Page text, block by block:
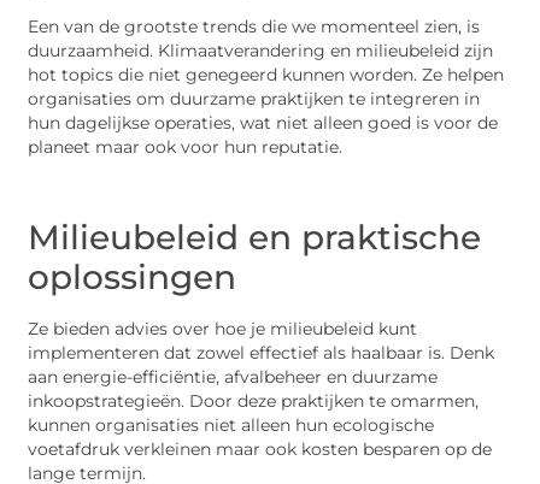
Een van de grootste trends die we momenteel zien, is
duurzaamheid. Klimaatverandering en milieubeleid zijn
hot topics die niet genegeerd kunnen worden. Ze helpen
organisaties om duurzame praktijken te integreren in
hun dagelijkse operaties, wat niet alleen goed is voor de
planeet maar ook voor hun reputatie.
Milieubeleid en praktische
oplossingen
Ze bieden advies over hoe je milieubeleid kunt
implementeren dat zowel effectief als haalbaar is. Denk
aan energie-efficiëntie, afvalbeheer en duurzame
inkoopstrategieën. Door deze praktijken te omarmen,
kunnen organisaties niet alleen hun ecologische
voetafdruk verkleinen maar ook kosten besparen op de
lange termijn.